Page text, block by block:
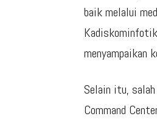
baik melalui
menyampaikan
Selain itu,
Command